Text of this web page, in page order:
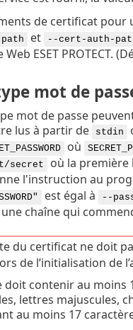
de certificat pour
et --cert-auth-
ESET PROTECT.
mot de
mot de passe
lus à partir de
stdin
où
secret où la
l'instruction au
est égal à --
chaîne qui
du certificat ne doit
de l’initialisation de
doit contenir au
lettres majuscules,
au moins 17